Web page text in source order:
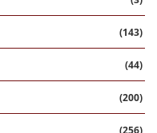
(143)
(44)
(200)
(256)